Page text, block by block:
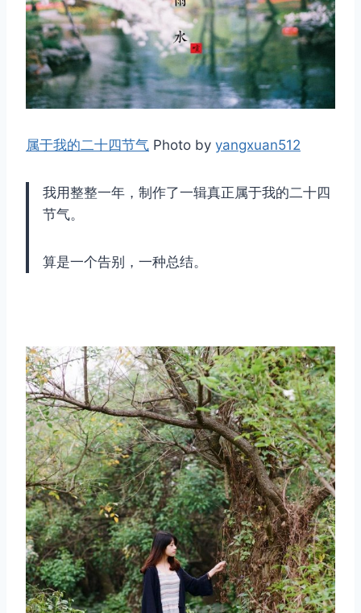
属于我的二十四节气 Photo by yangxuan512
我用整整一年，制作了一辑真正属于我的二十四
节气。
算是一个告别，一种总结。